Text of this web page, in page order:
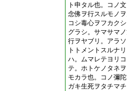
ト申タル也。コノ
念佛ヲ行スルモノ
コシ毒心ヲフカク
グラシ。サマサマ
行ヲヤブリ。アラ
トトメントスルナ
ハ。ムマレテヨリ
テ。ホトケノタネ
モカラ也。コノ彌
ガキ生死ヲタチマ